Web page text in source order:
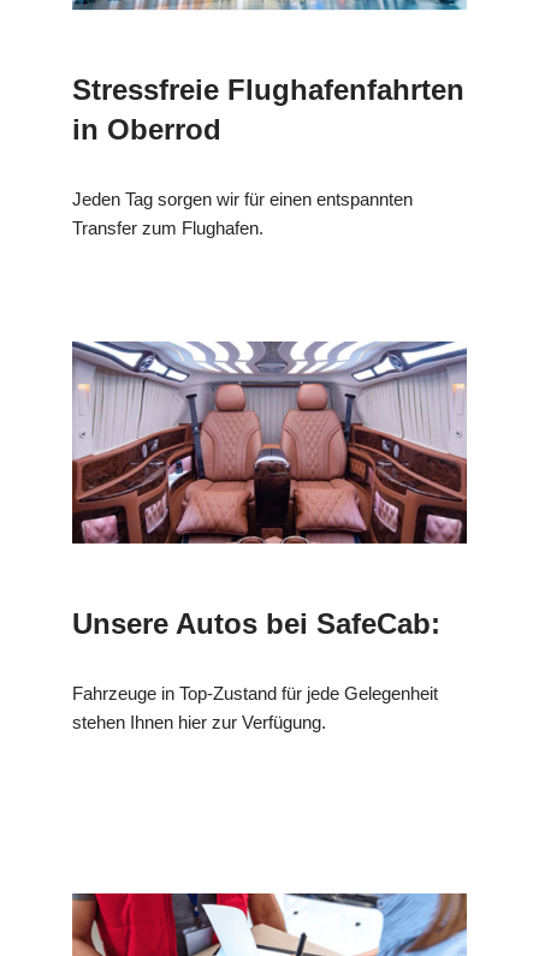
Stressfreie Flughafenfahrten
in Oberrod
Jeden Tag sorgen wir für einen entspannten
Transfer zum Flughafen.
Unsere Autos bei SafeCab:
Fahrzeuge in Top-Zustand für jede Gelegenheit
stehen Ihnen hier zur Verfügung.